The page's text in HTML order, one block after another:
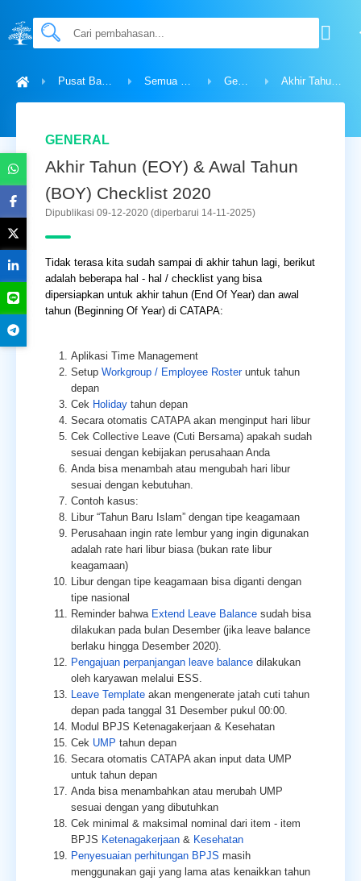
Pusat Bantuan Semua Topik General Akhir Tahun (EOY) & Awal Tahun (BOY) Checklist 2020
GENERAL
Akhir Tahun (EOY) & Awal Tahun
(BOY) Checklist 2020
Dipublikasi 09-12-2020 (diperbarui 14-11-2025)
Tidak terasa kita sudah sampai di akhir tahun lagi, berikut
adalah beberapa hal - hal / checklist yang bisa
dipersiapkan untuk akhir tahun (End Of Year) dan awal
tahun (Beginning Of Year) di CATAPA:
Aplikasi Time Management
Setup Workgroup / Employee Rosteruntuk tahun
depan
Cek Holiday tahun depan
Secara otomatis CATAPA akan menginput hari libur
Cek Collective Leave (Cuti Bersama) apakah sudah
sesuai dengan kebijakan perusahaan Anda
Anda bisa menambah atau mengubah hari libur
sesuai dengan kebutuhan.
Contoh kasus:
Libur “Tahun Baru Islam” dengan tipe keagamaan
Perusahaan ingin rate lembur yang ingin digunakan
adalah rate hari libur biasa (bukan rate libur
keagamaan)
Libur dengan tipe keagamaan bisa diganti dengan
tipe nasional
Reminder bahwa Extend Leave Balance sudah bisa
dilakukan pada bulan Desember (jika leave balance
berlaku hingga Desember 2020).
Pengajuan perpanjangan leave balance dilakukan
oleh karyawan melalui ESS.
Leave Template akan mengenerate jatah cuti tahun
depan pada tanggal 31 Desember pukul 00:00.
Modul BPJS Ketenagakerjaan & Kesehatan
Cek UMP tahun depan
Secara otomatis CATAPA akan input data UMP
untuk tahun depan
Anda bisa menambahkan atau merubah UMP
sesuai dengan yang dibutuhkan
Cek minimal & maksimal nominal dari item - item
BPJS Ketenagakerjaan & Kesehatan
Penyesuaian perhitungan BPJS masih
menggunakan gaji yang lama atas kenaikkan tahun